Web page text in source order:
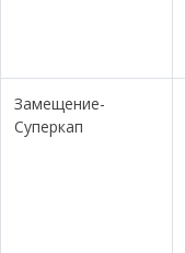
Замещение-
Суперкап